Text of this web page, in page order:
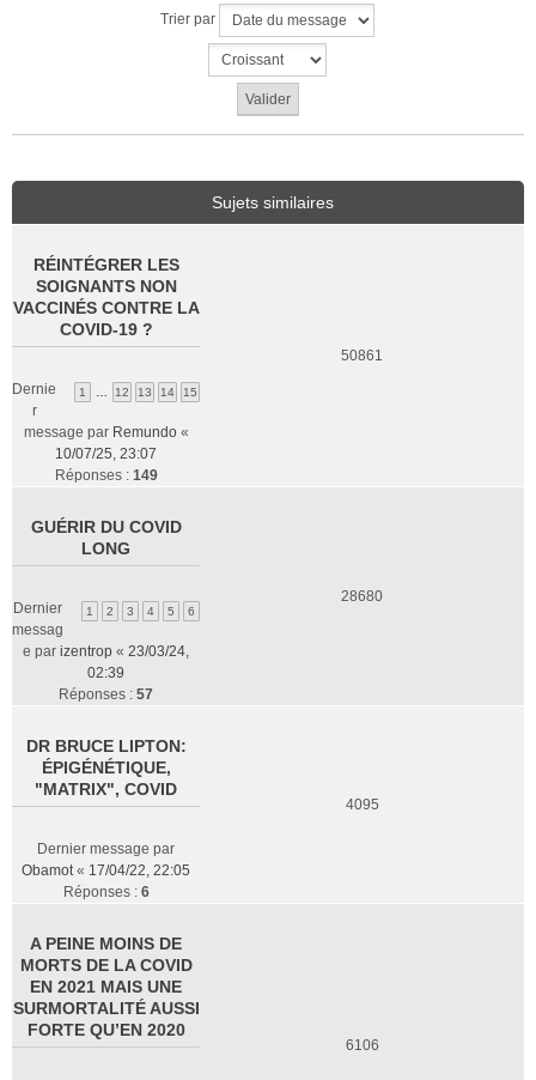
Trier par
Sujets similaires
RÉINTÉGRER LES
SOIGNANTS NON
VACCINÉS CONTRE LA
COVID-19 ?
1 12 13 14 15
Dernie
r
message par Remundo«
10/07/25, 23:07
Réponses : 149
50861
GUÉRIR DU COVID
LONG
1 2 3 4 5 6
Dernier
messag
e par izentrop « 23/03/24,
02:39
Réponses : 57
28680
DR BRUCE LIPTON:
ÉPIGÉNÉTIQUE,
"MATRIX", COVID
Dernier message par
Obamot« 17/04/22, 22:05
Réponses : 6
4095
A PEINE MOINS DE
MORTS DE LA COVID
EN 2021 MAIS UNE
SURMORTALITÉ AUSSI
FORTE QU’EN 2020
6106